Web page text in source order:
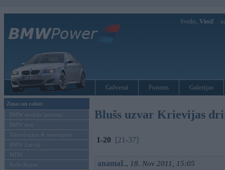
Sveiks, Viesi!
Galvenā Forums Galerijas
Ziņas un raksti
BMW modeļu jaunumi
BMW testi
Tehnoloģijas & sasniegumi
BMW Latvijā
MINI
Rolls-Royce
Blušs uzvar Krievijas
1-20 [21-37]
anamaL, 18. Nov 2011, 15:05